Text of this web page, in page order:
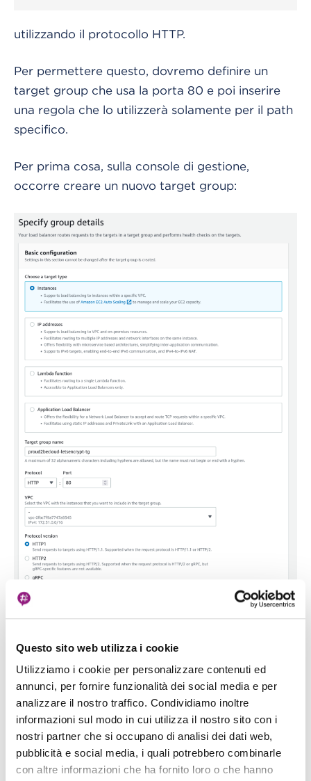
Questo sito web utilizza i cookie
Utilizziamo i cookie per personalizzare contenuti ed
annunci, per fornire funzionalità dei social media e per
analizzare il nostro traffico. Condividiamo inoltre
informazioni sul modo in cui utilizza il nostro sito con i
nostri partner che si occupano di analisi dei dati web,
pubblicità e social media, i quali potrebbero combinarle
con altre informazioni che ha fornito loro o che hanno
utilizzando il protocollo HTTP.
Per permettere questo, dovremo definire un
target group che usa la porta 80 e poi inserire
una regola che lo utilizzerà solamente per il path
specifico.
Per prima cosa, sulla console di gestione,
occorre creare un nuovo target group:
Selezioniamo l'istanza e clicchiamo su "Include as
pending below"